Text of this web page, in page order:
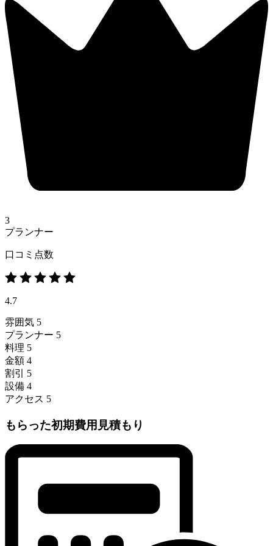
3
プランナー
口コミ点数
4.7
雰囲気 5
プランナー 5
料理 5
金額 4
割引
5
設備 4
アクセス 5
もらった初期費用見積もり